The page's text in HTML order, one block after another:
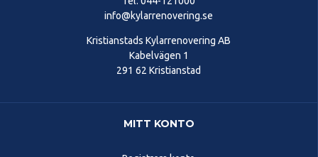
info@kylarrenovering.se
Kristianstads Kylarrenovering AB
Kabelvägen 1
291 62 Kristianstad
MITT KONTO